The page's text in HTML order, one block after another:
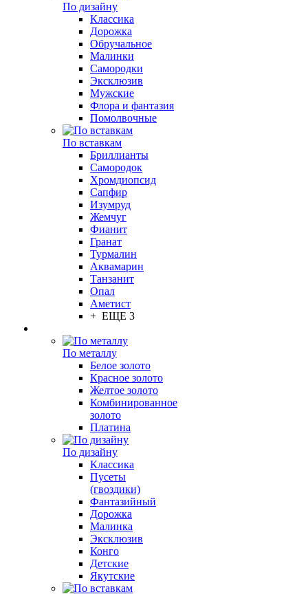
По дизайну
Классика
Дорожка
Обручальное
Малинки
Самородки
Эксклюзив
Мужские
Флора и фантазия
Помолвочные
По вставкам
Бриллианты
Самородок
Хромдиопсид
Сапфир
Изумруд
Жемчуг
Фианит
Гранат
Турмалин
Аквамарин
Танзанит
Опал
Аметист
+ ЕЩЕ 3
По металлу
Белое золото
Красное золото
Желтое золото
Комбинированное
золото
Платина
По дизайну
Классика
Пусеты
(гвоздики)
Фантазийный
Дорожка
Малинка
Эксклюзив
Конго
Детские
Якутские